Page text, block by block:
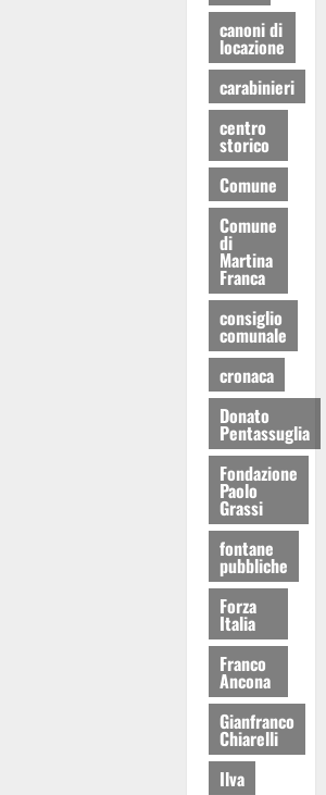
canoni di
locazione
carabinieri
centro
storico
Comune
Comune
di
Martina
Franca
consiglio
comunale
cronaca
Donato
Pentassuglia
Fondazione
Paolo
Grassi
fontane
pubbliche
Forza
Italia
Franco
Ancona
Gianfranco
Chiarelli
Ilva